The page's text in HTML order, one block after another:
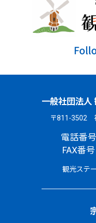
一般社団法人
〒811-3502
電話番
FAX番
観光ステ